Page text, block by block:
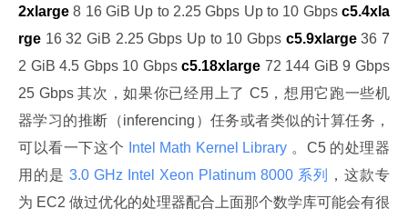
2xlarge 8 16 GiB Up to 2.25 Gbps Up to 10 Gbps c5.4xla
rge 16 32 GiB 2.25 Gbps Up to 10 Gbps c5.9xlarge 36 7
2 GiB 4.5 Gbps 10 Gbps c5.18xlarge 72 144 GiB 9 Gbps
25 Gbps 其次，如果你已经用上了 C5，想用它跑一些机
器学习的推断（inferencing）任务或者类似的计算任务，
可以看一下这个 Intel Math Kernel Library 。C5 的处理器
用的是 3.0 GHz Intel Xeon Platinum 8000 系列
，这款专
为 EC2 做过优化的处理器配合上面那个数学库可能会有很